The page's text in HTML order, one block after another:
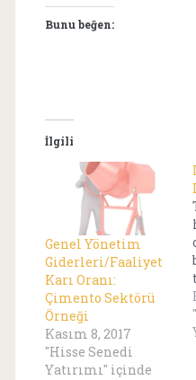
Bunu beğen:
İlgili
Genel Yönetim
Giderleri/Faaliyet
Karı Oranı:
Çimento Sektörü
Örneği
Kasım 8, 2017
"Hisse Senedi
Yatırımı" içinde